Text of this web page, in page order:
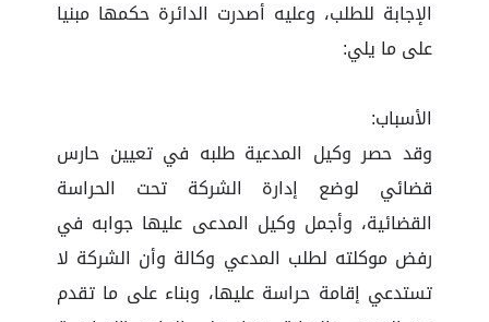
الإجابة للطلب، وعليه أصدرت الدائرة حكمها مبنيا
على ما يلي:
الأسباب:
وقد حصر وكيل المدعية طلبه في تعيين حارس
قضائي لوضع إدارة الشركة تحت الحراسة
القضائية، وأجمل وكيل المدعى عليها جوابه في
رفض موكلته لطلب المدعي وكالة وأن الشركة لا
تستدعي إقامة حراسة عليها، وبناء على ما تقدم